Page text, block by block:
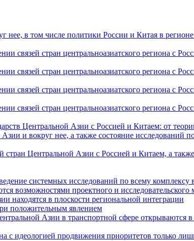
в том числе политики России и Китая в
стран центральноазиатского региона с
стран центральноазиатского региона с
стран центральноазиатского региона с
стран центральноазиатского региона с
Центральной Азии с Россией и Китаем: от
и вокруг нее, а также состояние исследований по
Центральной Азии с Россией и Китаем, а
системных исследований по всему комплексу
возможностями проектного и
находятся в плоскости региональной интеграции
положительным явлением
Азии в транспортной сфере открываются
с идеологией продвижения приоритетов только